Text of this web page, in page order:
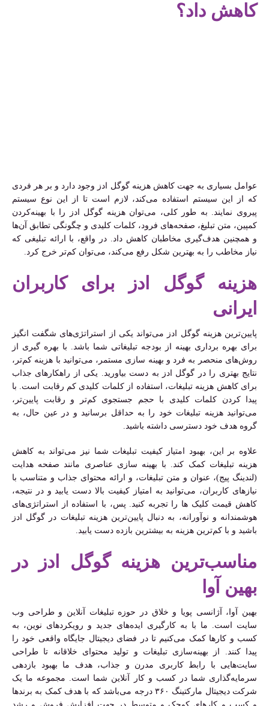
کاهش داد؟
عوامل بسیاری به جهت کاهش هزینه گوگل ادز وجود دارد و بر هر فردی
که از این سیستم استفاده می‌کند، لازم است تا از این نوع سیستم
پیروی نمایند. به ‌طور کلی، می‌توان هزینه گوگل ادز را با بهینه‌کردن
کمپین‌، متن تبلیغ، صفحه‌های فرود، کلمات کلیدی و چگونگی تطابق آن‌ها
و همچنین هدف‌گیری مخاطبان کاهش داد. در واقع، با ارائه تبلیغی که
نیاز مخاطب را به بهترین شکل رفع می‌کند، می‌توان کم‌تر خرج کرد.
هزینه گوگل ادز برای کاربران
ایرانی
پایین‌ترین هزینه گوگل ادز می‌تواند یکی از استراتژی‌های شگفت انگیز
برای بهره برداری بهینه از بودجه تبلیغاتی شما باشد. با بهره گیری از
روش‌های منحصر به فرد و بهینه سازی مستمر، می‌توانید با هزینه کم‌تر،
نتایج بهتری را در گوگل ادز به دست بیاورید. یکی از راهکارهای جذاب
برای کاهش هزینه تبلیغات، استفاده از کلمات کلیدی کم رقابت است. با
پیدا کردن کلمات کلیدی با حجم جستجوی کم‌تر و رقابت پایین‌تر،
می‌توانید هزینه تبلیغات خود را به حداقل برسانید و در عین حال، به
گروه هدف خود دسترسی داشته باشید.
علاوه بر این، بهبود امتیاز کیفیت تبلیغات شما نیز می‌تواند به کاهش
هزینه تبلیغات کمک کند. با بهینه سازی عناصری مانند صفحه هدایت
(لندینگ پیج)، عنوان و متن تبلیغات، و ارائه محتوای جذاب و متناسب با
نیازهای کاربران، می‌توانید به امتیاز کیفیت بالا دست یابید و در نتیجه،
کاهش قیمت کلیک ها را تجربه کنید. پس، با استفاده از استراتژی‌های
هوشمندانه و نوآورانه، به دنبال پایین‌ترین هزینه تبلیغات در گوگل ادز
باشید و با کم‌ترین هزینه به بیشترین بازده دست یابید.
مناسب‌ترین هزینه گوگل ادز در
بهین آوا
بهین آوا، آژانسی پویا و خلاق در حوزه تبلیغات آنلاین و طراحی وب
سایت است. ما با به کارگیری ایده‌های جدید و رویکردهای نوین، به
کسب‌ و کارها کمک می‌کنیم تا در فضای دیجیتال جایگاه واقعی خود را
پیدا کنند. از بهینه‌سازی تبلیغات و تولید محتوای خلاقانه تا طراحی
سایت‌هایی با رابط کاربری مدرن و جذاب، هدف ما بهبود بازدهی
سرمایه‌گذاری شما در کسب ‌و کار آنلاین شما است. مجموعه ما یک
شرکت دیجیتال مارکتینگ ۳۶۰ درجه می‌باشد که با هدف کمک به برندها